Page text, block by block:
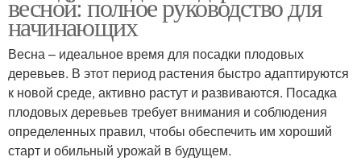
весной: полное руководство для
начинающих
Весна – идеальное время для посадки плодовых
деревьев. В этот период растения быстро адаптируются
к новой среде, активно растут и развиваются. Посадка
плодовых деревьев требует внимания и соблюдения
определенных правил, чтобы обеспечить им хороший
старт и обильный урожай в будущем.